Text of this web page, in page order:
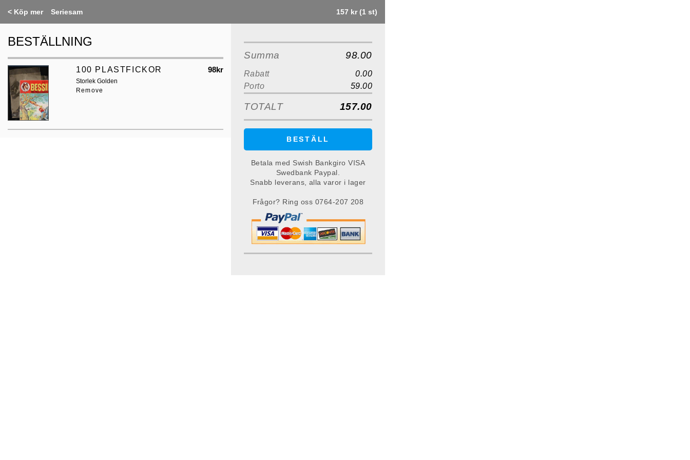
< Köp mer Seriesam 157 kr (1 st)
BESTÄLLNING
100 PLASTFICKOR 98kr
Storlek Golden
Remove
Summa 98.00
Rabatt
0.00
Porto
59.00
TOTALT 157.00
BESTÄLL
Betala med Swish Bankgiro VISA
Swedbank Paypal.
Snabb leverans, alla varor i lager
Frågor? Ring oss 0764-207 208